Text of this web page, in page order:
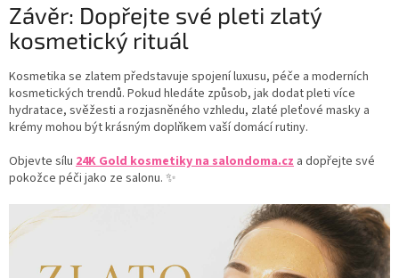
Závěr: Dopřejte své pleti zlatý
kosmetický rituál
Kosmetika se zlatem představuje spojení luxusu, péče a moderních
kosmetických trendů. Pokud hledáte způsob, jak dodat pleti více
hydratace, svěžesti a rozjasněného vzhledu, zlaté pleťové masky a
krémy mohou být krásným doplňkem vaší domácí rutiny.
Objevte sílu 24K Gold kosmetiky na salondoma.cz a dopřejte své
pokožce péči jako ze salonu. ✨